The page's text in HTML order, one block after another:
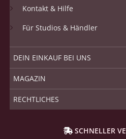
Kontakt & Hilfe
Für Studios & Händler
DEIN EINKAUF BEI UNS
MAGAZIN
RECHTLICHES
SCHNELLER